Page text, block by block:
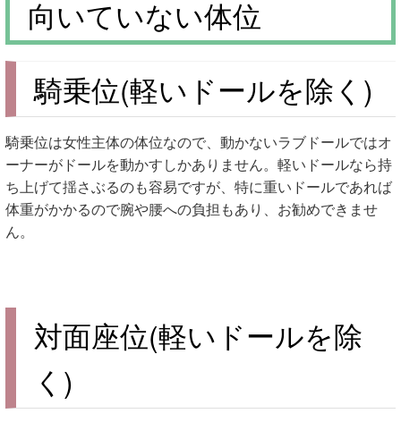
向いていない体位
騎乗位(軽いドールを除く)
騎乗位は女性主体の体位なので、動かないラブドールではオ
ーナーがドールを動かすしかありません。軽いドールなら持
ち上げて揺さぶるのも容易ですが、特に重いドールであれば
体重がかかるので腕や腰への負担もあり、お勧めできませ
ん。
対面座位(軽いドールを除
く)